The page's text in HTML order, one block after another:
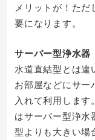
メリットが！た
要になります。
サーバー型浄水器
水道直結型とは違
お部屋などにサー
入れて利用しま
はサーバー型浄水
型よりも大きい場